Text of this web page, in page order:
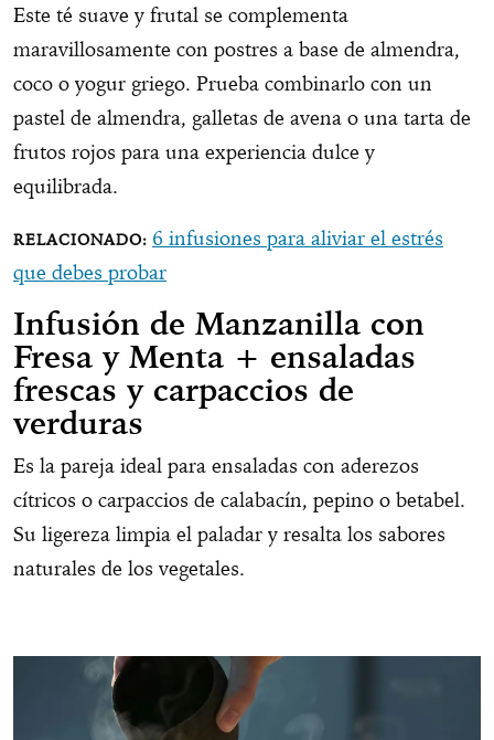
Este té suave y frutal se complementa
maravillosamente con postres a base de almendra,
coco o yogur griego. Prueba combinarlo con un
pastel de almendra, galletas de avena o una tarta de
frutos rojos para una experiencia dulce y
equilibrada.
6 infusiones para aliviar el estrés
que debes probar
Infusión de Manzanilla con
Fresa y Menta + ensaladas
frescas y carpaccios de
verduras
Es la pareja ideal para ensaladas con aderezos
cítricos o carpaccios de calabacín, pepino o betabel.
Su ligereza limpia el paladar y resalta los sabores
naturales de los vegetales.